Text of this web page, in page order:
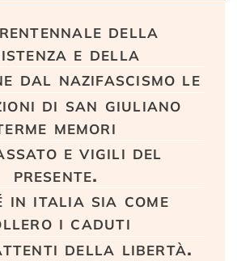
della
e della
dal nazifascismo le
di san giuliano
memori
e vigili del
presente.
in italia sia come
i caduti
della libertà.